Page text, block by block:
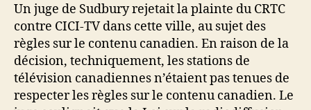
Un juge de Sudbury rejetait la plainte du CRTC
contre CICI-TV dans cette ville, au sujet des
règles sur le contenu canadien. En raison de la
décision, techniquement, les stations de
télévision canadiennes n’étaient pas tenues de
respecter les règles sur le contenu canadien. Le